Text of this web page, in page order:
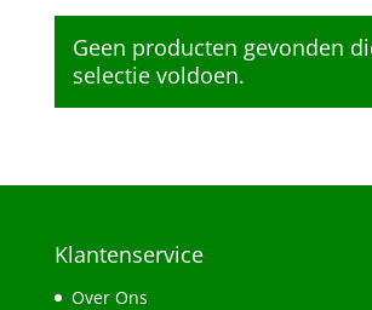
Geen producten gevonden
selectie voldoen.
Klantenservice
Over Ons